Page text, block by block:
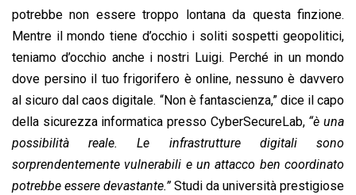
potrebbe non essere troppo lontana da questa finzione.
Mentre il mondo tiene d’occhio i soliti sospetti geopolitici,
teniamo d’occhio anche i nostri Luigi. Perché in un mondo
dove persino il tuo frigorifero è online, nessuno è davvero
al sicuro dal caos digitale. “Non è fantascienza,” dice il capo
della sicurezza informatica presso CyberSecureLab,“è una
possibilità reale. Le infrastrutture digitali sono
sorprendentemente vulnerabili e un attacco ben coordinato
potrebbe essere devastante.”Studi da università prestigiose